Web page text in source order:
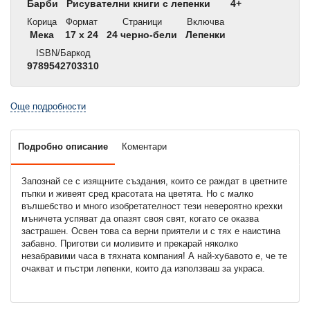
Барби
Рисувателни книги с лепенки
4+
Корица
Мека
Формат
17 x 24
Страници
24 черно-бели
Включва
Лепенки
ISBN/Баркод
9789542703310
Още подробности
Подробно описание Коментари
Запознай се с изящните създания, които се раждат в цветните
пъпки и живеят сред красотата на цветята. Но с малко
вълшебство и много изобретателност тези невероятно крехки
мъничета успяват да опазят своя свят, когато се оказва
застрашен. Освен това са верни приятели и с тях е наистина
забавно. Приготви си моливите и прекарай няколко
незабравими часа в тяхната компания! А най-хубавото е, че те
очакват и пъстри лепенки, които да използваш за украса.